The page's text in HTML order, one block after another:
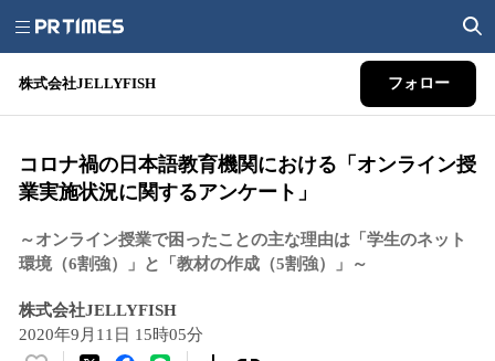
株式会社JELLYFISH フォロー
コロナ禍の日本語教育機関における「オンライン授
業実施状況に関するアンケート」
～オンライン授業で困ったことの主な理由は「学生のネット
環境（6割強）」と「教材の作成（5割強）」～
株式会社JELLYFISH
2020年9月11日 15時05分